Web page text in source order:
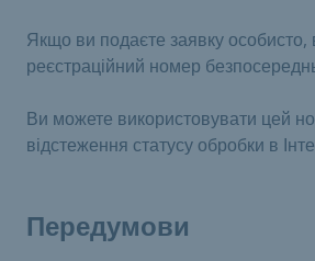
Якщо ви подаєте заявку особисто,
реєстраційний номер
Ви можете використовувати цей
відстеження статусу обробки в
Передумови